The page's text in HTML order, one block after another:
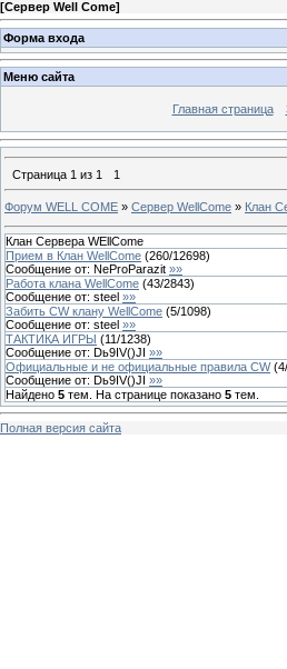
[Сервер Well Come]
Форма входа
Меню сайта
Главная страница
Страница 1 из 1 1
Форум WELL COME » Сервер WellCome » Клан
Клан Сервера WEllCome
Прием в Клан WellCome (260/12698)
Сообщение от: NeProParazit »»
Работа клана WellCome (43/2843)
Сообщение от: steel »»
Забить CW клану WellCome (5/1098)
Сообщение от: steel »»
ТАКТИКА ИГРЫ (11/1238)
Сообщение от: Dь9IV()JI »»
Официальные и не официальные правила CW (4/
Сообщение от: Dь9IV()JI »»
Найдено 5 тем. На странице показано 5 тем.
Полная версия сайта